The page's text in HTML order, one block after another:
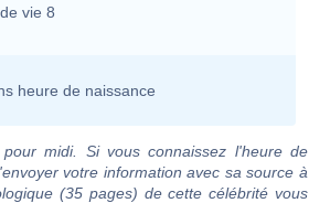
vie 8
heure de naissance
midi. Si vous connaissez l'heure de
votre information avec sa source à
(35 pages) de cette célébrité vous